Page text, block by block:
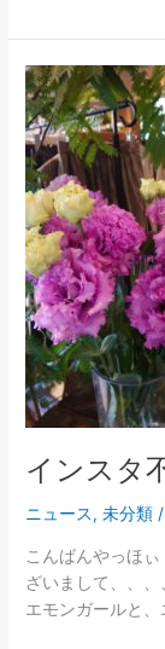
インスタ
ニュース,未分類 /
こんばんやっほ
ざいまして、、
エモンガールと
イ
ン
ス
タ
不
具
合
中
で
す